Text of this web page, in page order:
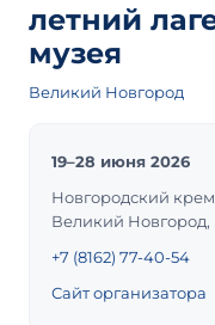
летний
музея
Великий Новгород
19–28 июня 2026
Новгородский
Великий Новгород,
+7 (8162) 77-40-54
Сайт организатора